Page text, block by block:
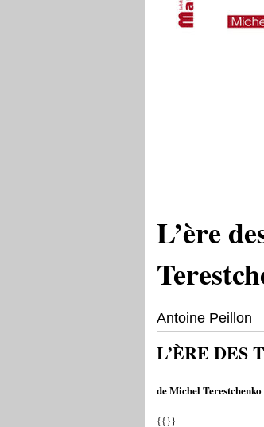
L’ère
Antoine Peillon
L’ÈRE DES
de Michel Terestchenko
{{}}